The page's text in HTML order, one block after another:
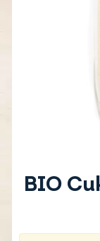
BIO